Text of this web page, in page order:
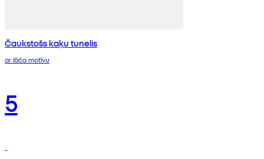
Čaukstošs kaķu tunelis
ar lāča motīvu
5